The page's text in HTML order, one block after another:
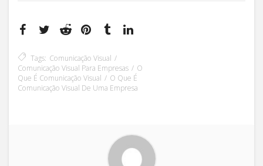
Tags: Comunicação Visual
Comunicação Visual Para Empresas
O
Que É Comunicação Visual
O Que É
Comunicação Visual De Uma Empresa